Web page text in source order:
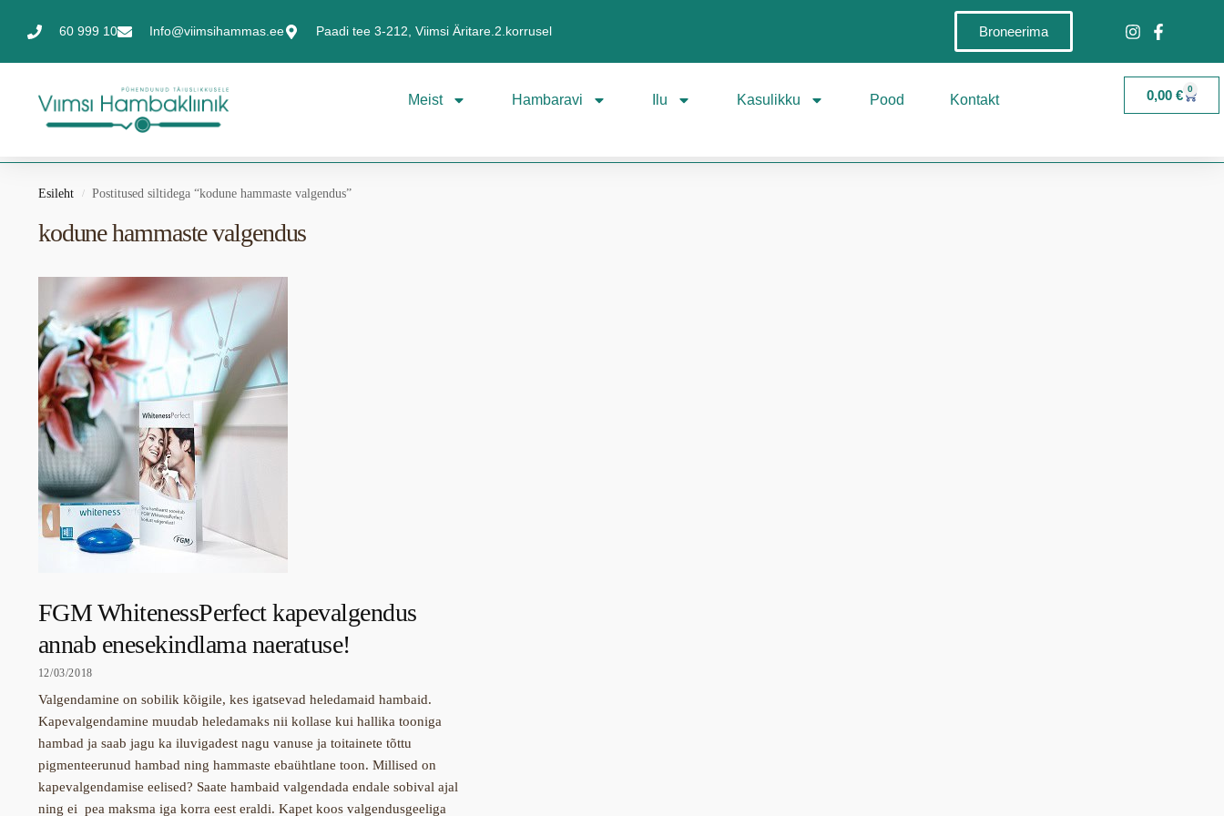
60 999 10 Info@viimsihammas.ee Paadi tee 3-212, Viimsi Äritare.2.korrusel Broneerima
Meist Hambaravi Ilu Kasulikku Pood Kontakt 0,00€ 0
Esileht / Postitused siltidega “kodune hammaste valgendus”
kodune hammaste valgendus
FGM WhitenessPerfect kapevalgendus
annab enesekindlama naeratuse!
12/03/2018
Valgendamine on sobilik kõigile, kes igatsevad heledamaid hambaid.
Kapevalgendamine muudab heledamaks nii kollase kui hallika tooniga
hambad ja saab jagu ka iluvigadest nagu vanuse ja toitainete tõttu
pigmenteerunud hambad ning hammaste ebaühtlane toon. Millised on
kapevalgendamise eelised? Saate hambaid valgendada endale sobival ajal
ning ei pea maksma iga korra eest eraldi. Kapet koos valgendusgeeliga